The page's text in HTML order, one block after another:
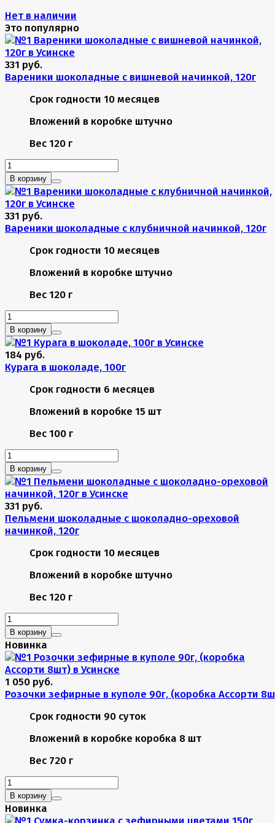
Нет в наличии
Это популярно
331 руб.
Вареники шоколадные с вишневой начинкой, 120г
Срок годности 10 месяцев
Вложений в коробке штучно
Вес 120 г
В корзину
331 руб.
Вареники шоколадные с клубничной начинкой, 120г
Срок годности 10 месяцев
Вложений в коробке штучно
Вес 120 г
В корзину
184 руб.
Курага в шоколаде, 100г
Срок годности 6 месяцев
Вложений в коробке 15 шт
Вес 100 г
В корзину
331 руб.
Пельмени шоколадные с шоколадно-ореховой
начинкой, 120г
Срок годности 10 месяцев
Вложений в коробке штучно
Вес 120 г
В корзину
Новинка
1 050 руб.
Розочки зефирные в куполе 90г, (коробка Ассорти
Срок годности 90 суток
Вложений в коробке коробка 8 шт
Вес 720 г
В корзину
Новинка